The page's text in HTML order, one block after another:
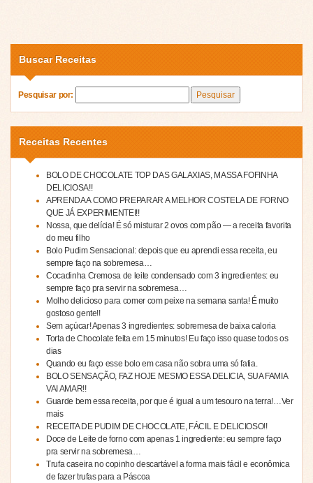
Buscar Receitas
Pesquisar por:
Receitas Recentes
BOLO DE CHOCOLATE TOP DAS GALAXIAS, MASSA FOFINHA
DELICIOSA!!
APRENDA A COMO PREPARAR A MELHOR COSTELA DE FORNO
QUE JÁ EXPERIMENTEI!!
Nossa, que delícia! É só misturar 2 ovos com pão — a receita favorita
do meu filho
Bolo Pudim Sensacional: depois que eu aprendi essa receita, eu
sempre faço na sobremesa…
Cocadinha Cremosa de leite condensado com 3 ingredientes: eu
sempre faço pra servir na sobremesa…
Molho delicioso para comer com peixe na semana santa! É muito
gostoso gente!!
Sem açúcar! Apenas 3 ingredientes: sobremesa de baixa caloria
Torta de Chocolate feita em 15 minutos! Eu faço isso quase todos os
dias
Quando eu faço esse bolo em casa não sobra uma só fatia.
BOLO SENSAÇÃO, FAZ HOJE MESMO ESSA DELICIA, SUA FAMIA
VAI AMAR!!
Guarde bem essa receita, por que é igual a um tesouro na terra!…Ver
mais
RECEITA DE PUDIM DE CHOCOLATE, FÁCIL E DELICIOSO!!
Doce de Leite de forno com apenas 1 ingrediente: eu sempre faço
pra servir na sobremesa…
Trufa caseira no copinho descartável a forma mais fácil e econômica
de fazer trufas para a Páscoa